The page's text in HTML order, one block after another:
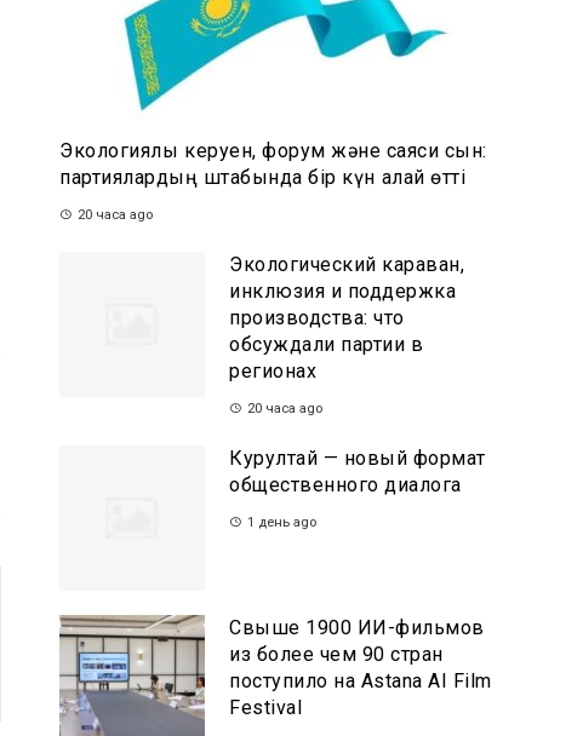
Экологиялық керуен, форум және саяси сын:
партиялардың штабында бір күн қалай өтті
20 часа ago
Экологический караван,
инклюзия и поддержка
производства: что
обсуждали партии в
регионах
20 часа ago
Курултай — новый формат
общественного диалога
1 день ago
Свыше 1900 ИИ-фильмов
из более чем 90 стран
поступило на Astana AI Film
Festival